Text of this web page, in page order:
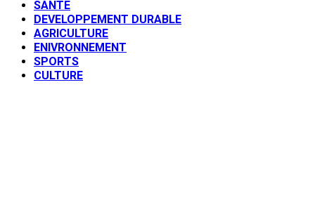
SANTE
DEVELOPPEMENT DURABLE
AGRICULTURE
ENIVRONNEMENT
SPORTS
CULTURE